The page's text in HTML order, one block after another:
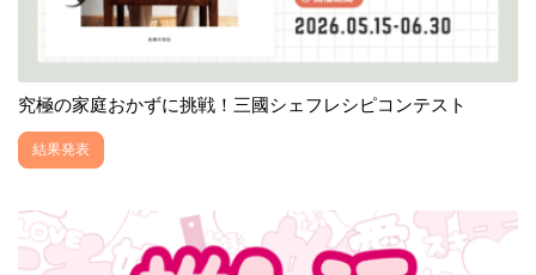
究極の家庭おかずに挑戦！三國シェフレシピコンテスト
結果発表